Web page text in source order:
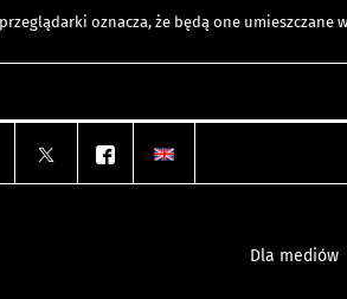
oznacza, że będą one umieszczane
Dla mediów